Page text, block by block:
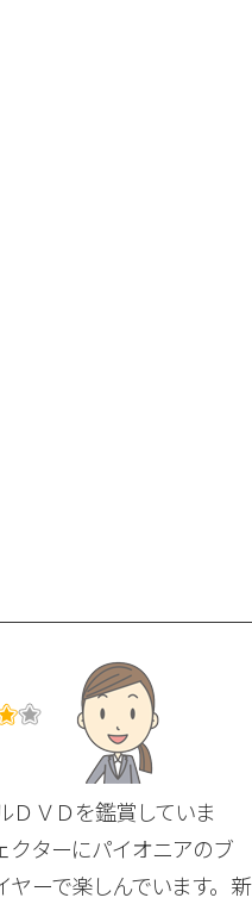
ＤＶＤを鑑賞していま
クターにパイオニアのブ
ヤーで楽しんでいます。新